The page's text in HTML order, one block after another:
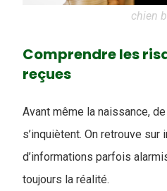
chien
Comprendre les
reçues
Avant même la naissance,
s’inquiètent. On retrouve sur
d’informations parfois
toujours la réalité.